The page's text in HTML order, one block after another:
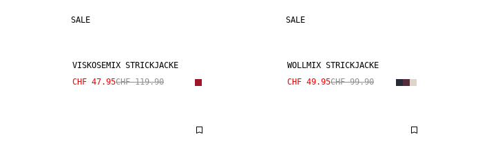
SALE
VISKOSEMIX STRICKJACKE
CHF 47.95CHF 119.90
SALE
WOLLMIX STRICKJACKE
CHF 49.95CHF 99.90